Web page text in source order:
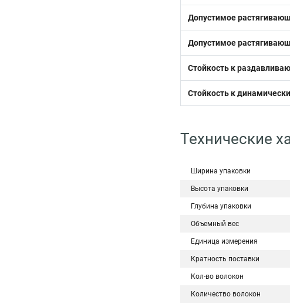
Допустимое
Допустимое
Стойкость к
Стойкость к
Технические
Ширина упаковки
Высота упаковки
Глубина упаковки
Объемный вес
Единица измерения
Кратность поставки
Кол-во волокон
Количество волокон